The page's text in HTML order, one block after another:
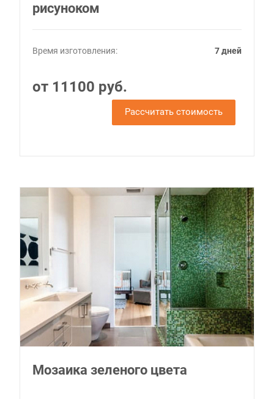
рисуноком
Время изготовления: 7 дней
от 11100 руб.
Рассчитать стоимость
Мозаика зеленого цвета